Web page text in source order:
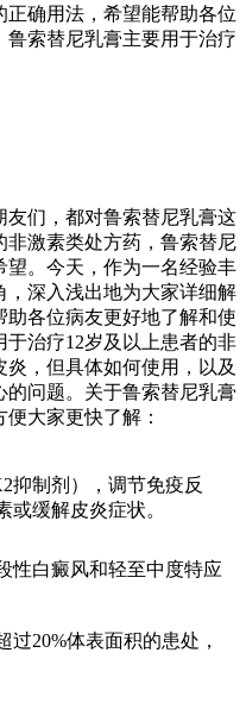
确用法，希望能帮助各位
索替尼乳膏主要用于治疗
们，都对鲁索替尼乳膏这
激素类处方药，鲁索替尼
。今天，作为一名经验丰
深入浅出地为大家详细解
各位病友更好地了解和使
治疗12岁及以上患者的非
，但具体如何使用，以及
问题。关于鲁索替尼乳膏
大家更快了解：
抑制剂），调节免疫反
或缓解皮炎症状。
性白癜风和轻至中度特应
20%体表面积的患处，